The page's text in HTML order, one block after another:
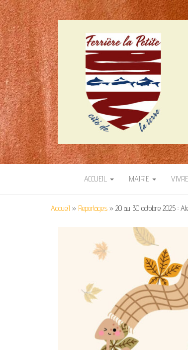
SITE
Cité de la terre
ACCUEIL MAIRIE
Accueil » Reportages » 20 au 30 octobre 2025 :